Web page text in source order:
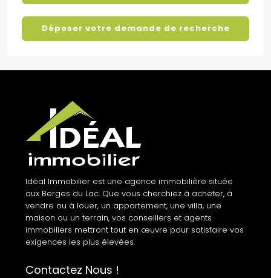
Déposer votre demande de recherche
Idéal Immobilier est une agence immobilière située
aux Berges du Lac. Que vous cherchiez à acheter, à
vendre ou à louer, un appartement, une villa, une
maison ou un terrain, vos conseillers et agents
immobiliers mettront tout en œuvre pour satisfaire vos
exigences les plus élevées.
Contactez Nous !